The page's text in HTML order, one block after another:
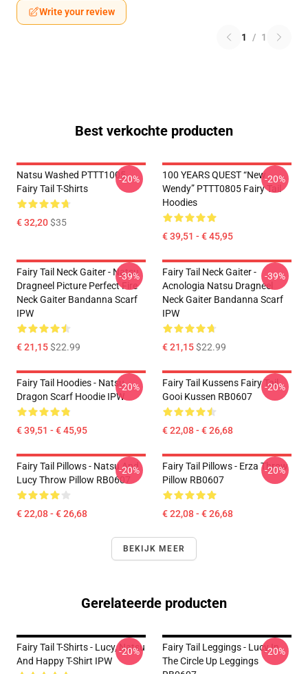
Write your review
1 / 1
Best verkochte producten
Natsu Washed PTTT1005
Fairy Tail T-Shirts
€ 32,20$35
-20%
100 YEARS QUEST “New
Wendy” PTTT0805 Fairy Tail
Hoodies
€ 39,51 - € 45,95
-20%
Fairy Tail Neck Gaiter - Natsu
Dragneel Picture Perfect Fire
Neck Gaiter Bandanna Scarf
IPW
€ 21,15$22.99
-39%
Fairy Tail Neck Gaiter -
Acnologia Natsu Dragneel
Neck Gaiter Bandanna Scarf
IPW
€ 21,15$22.99
-39%
Fairy Tail Hoodies - Natsu
Dragon Scarf Hoodie IPW
€ 39,51 - € 45,95
-20%
Fairy Tail Kussens Fairy Tail
Gooi Kussen RB0607
€ 22,08 - € 26,68
-20%
Fairy Tail Pillows - Natsu And
Lucy Throw Pillow RB0607
€ 22,08 - € 26,68
-20%
Fairy Tail Pillows - Erza Throw
Pillow RB0607
€ 22,08 - € 26,68
-20%
BEKIJK MEER
Gerelateerde producten
Fairy Tail T-Shirts - Lucy, Natsu
And Happy T-Shirt IPW
-20%
Fairy Tail Leggings - Lucy In
The Circle Up Leggings
-20%